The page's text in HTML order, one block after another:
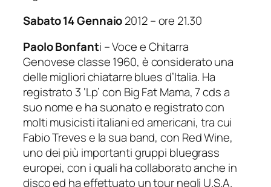
Sabato 14 Gennaio2012 – ore 21.30
Paolo Bonfanti – Voce e Chitarra
Genovese classe 1960, è considerato una
delle migliori chiatarre blues d’Italia. Ha
registrato 3 ‘Lp’ con Big Fat Mama, 7 cds a
suo nome e ha suonato e registrato con
molti musicisti italiani ed americani, tra cui
Fabio Treves e la sua band, con Red Wine,
uno dei più importanti gruppi bluegrass
europei, con i quali ha collaborato anche in
disco ed ha effettuato un tour negli U.S.A.